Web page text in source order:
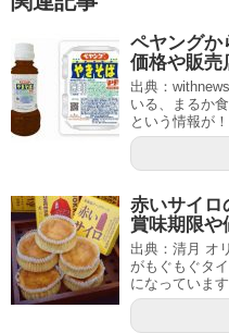
ペヤングか
価格や販売
出典：
いる、まるか
という情報が
赤いサイロ
賞味期限や
出典：清月 オ
がもぐもぐタ
になっていま